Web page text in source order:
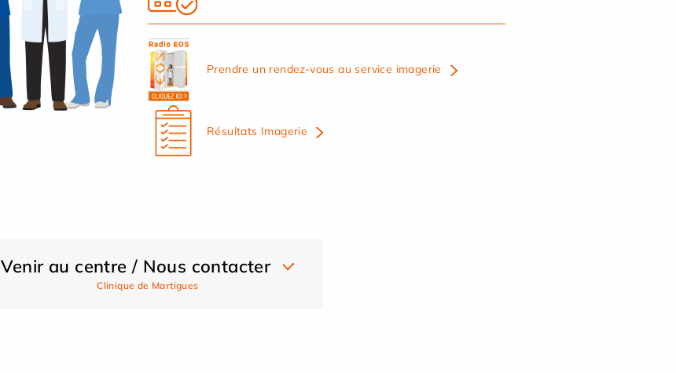
Prendre un rendez-vous au service imagerie
Résultats Imagerie
Venir au centre / Nous contacter
Clinique de Martigues